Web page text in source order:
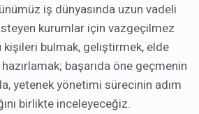
iş dünyasında uzun vadeli
kurumlar için vazgeçilmez
bulmak, geliştirmek, elde
başarıda öne geçmenin
yetenek yönetimi sürecinin adım
birlikte inceleyeceğiz.